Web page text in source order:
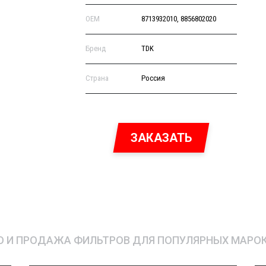
OEM 8713932010, 8856802020
Бренд TDK
Страна Россия
ЗАКАЗАТЬ
И ПРОДАЖА ФИЛЬТРОВ ДЛЯ ПОПУЛЯРНЫХ